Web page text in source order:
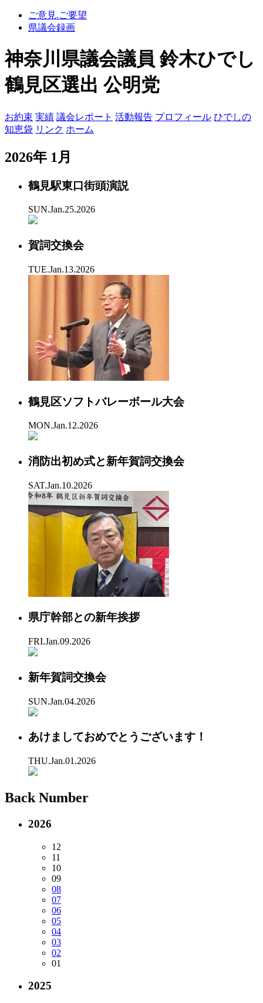
ご意見.ご要望
県議会録画
神奈川県議会議員 鈴木ひでし
鶴見区選出 公明党
お約束 実績 議会レポート 活動報告 プロフィール ひでしの
知恵袋 リンク ホーム
2026年 1月
鶴見駅東口街頭演説
SUN.Jan.25.2026
賀詞交換会
TUE.Jan.13.2026
鶴見区ソフトバレーボール大会
MON.Jan.12.2026
消防出初め式と新年賀詞交換会
SAT.Jan.10.2026
県庁幹部との新年挨拶
FRI.Jan.09.2026
新年賀詞交換会
SUN.Jan.04.2026
あけましておめでとうございます！
THU.Jan.01.2026
Back Number
2026
12
11
10
09
08
07
06
05
04
03
02
01
2025